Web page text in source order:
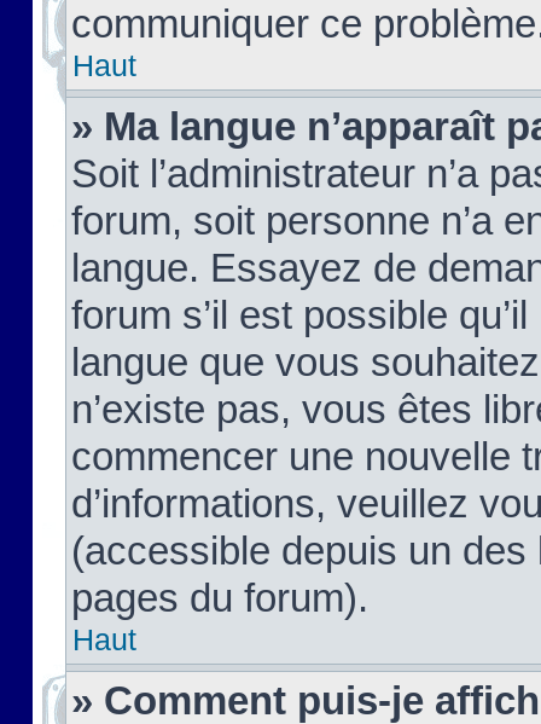
communiquer ce
Haut
» Ma langue n’apparaît
Soit l’administrateur n’a
forum, soit personne n’a
langue. Essayez de
forum s’il est possible
langue que vous
n’existe pas, vous êtes
commencer une nouvelle
d’informations, veuillez
(accessible depuis un
pages du forum).
Haut
» Comment puis-je